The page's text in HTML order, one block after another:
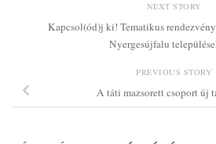
NEXT STORY
Kapcsol(ód)j ki! Tematikus
Nyergesújfalu
PREVIOUS STORY
A táti mazsorett csoport új